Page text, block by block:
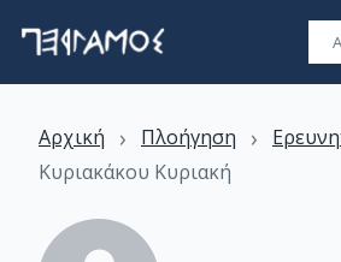
Αρχική › Πλοήγηση ›
Κυριακάκου Κυριακή